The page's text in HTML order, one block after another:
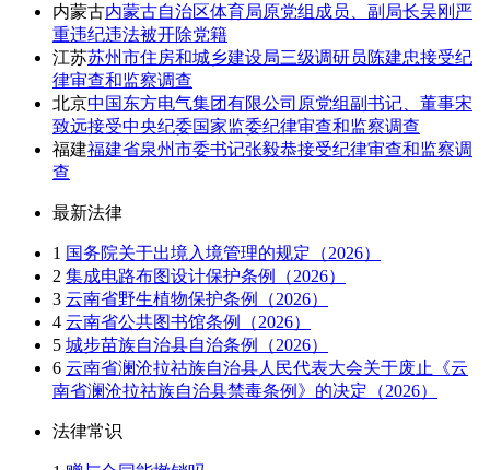
内蒙古内蒙古自治区体育局原党组成员、副局长吴刚严
重违纪违法被开除党籍
江苏苏州市住房和城乡建设局三级调研员陈建忠接受纪
律审查和监察调查
北京中国东方电气集团有限公司原党组副书记、董事宋
致远接受中央纪委国家监委纪律审查和监察调查
福建福建省泉州市委书记张毅恭接受纪律审查和监察调
查
最新法律
1 国务院关于出境入境管理的规定（2026）
2 集成电路布图设计保护条例（2026）
3 云南省野生植物保护条例（2026）
4 云南省公共图书馆条例（2026）
5 城步苗族自治县自治条例（2026）
6 云南省澜沧拉祜族自治县人民代表大会关于废止《云
南省澜沧拉祜族自治县禁毒条例》的决定（2026）
法律常识